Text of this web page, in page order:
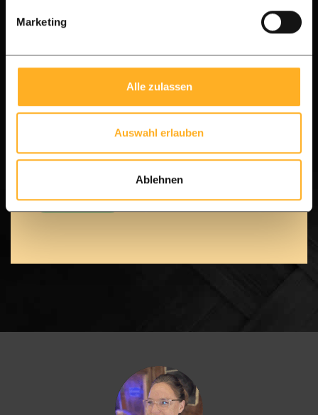
Marketing
Alle zulassen
Auswahl erlauben
Ablehnen
Ihnen sofort mit allen Tipps und Tricks, um Ihr
Projekt zum Erfolg zu führen. Planen Sie ganz
sind für Sie da!